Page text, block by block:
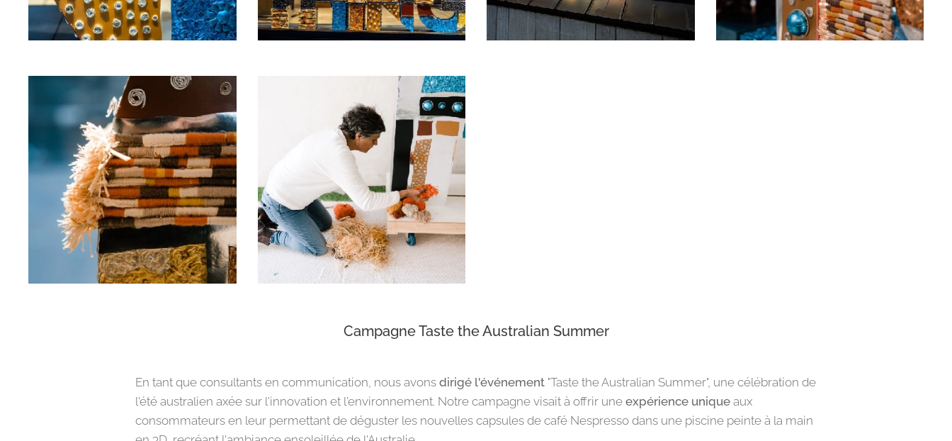
Campagne Taste the Australian Summer
En tant que consultants en communication, nous avons dirigé l'événement "Taste the Australian Summer", une célébration de
l'été australien axée sur l'innovation et l'environnement. Notre campagne visait à offrir une expérience uniqueaux
consommateurs en leur permettant de déguster les nouvelles capsules de café Nespresso dans une piscine peinte à la main